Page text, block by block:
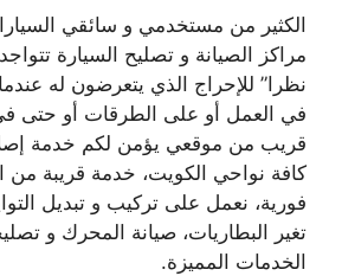
الكثير من مستخدمي و سائقي
مراكز الصيانة و تصليح السيارة
نظرا” للإحراج الذي يتعرضون له
في العمل أو على الطرقات أو حتى في
قريب من موقعي يؤمن لكم خدمة
كافة نواحي الكويت، خدمة قريبة من
فورية، نعمل على تركيب و تبديل
تغير البطاريات، صيانة المحرك و
الخدمات المميزة.